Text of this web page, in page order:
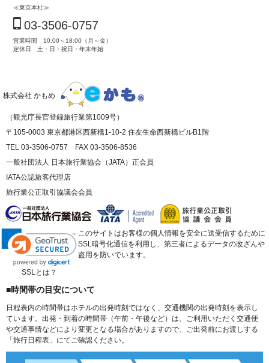
≪東京本社≫
03-3506-0757
営業時間 10:00～18:00（月～金）
定休日 土・日・祝日・年末年始
株式会社 かもめ
（観光庁長官登録旅行業第1009号）
〒105-0003 東京都港区西新橋1-10-2 住友生命西新橋ビルB1階
TEL 03-3506-0757 FAX 03-3506-8536
一般社団法人 日本旅行業協会（JATA）正会員
IATA公認旅客代理店
旅行業公正取引協議会会員
SSLとは？
このサイトはお客様の個人情報を安全に送受信するために
SSL暗号化通信を利用し、第三者によるデータの改ざんや
盗用を防いでいます。
■時間帯の目安について
日程表内の時間帯はホテルの出発時刻ではなく、交通機関の出発時刻を表示し
ています。出発・到着の時間帯（午前・午後など）は、ご利用いただく交通便
や交通事情などにより変更となる場合がありますので、ご出発前にお渡しする
「旅行日程表」にてご確認ください。